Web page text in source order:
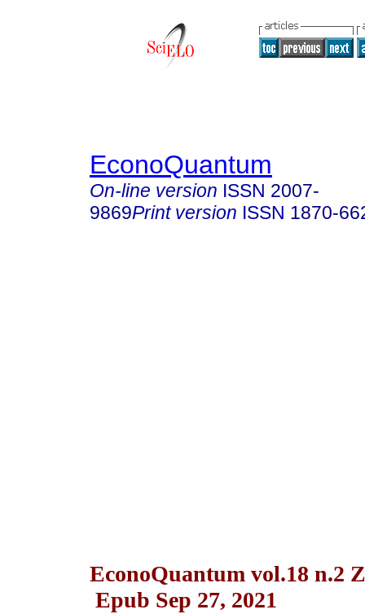
EconoQuantum
On-line version ISSN 2007-
9869Print version ISSN 1870-
EconoQuantum vol.18 n.2
Epub Sep 27, 2021